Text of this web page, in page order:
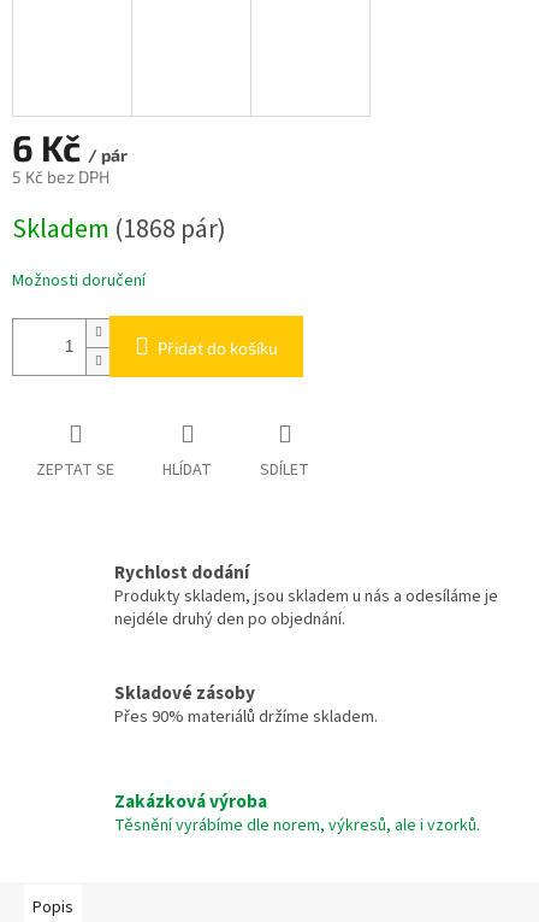
6 Kč / pár
5 Kč bez DPH
cena:
Skladem (1868 pár)
Možnosti doručení
Přidat do košíku
ZEPTAT SE HLÍDAT SDÍLET
Rychlost dodání
Produkty skladem, jsou skladem u nás a odesíláme je
nejdéle druhý den po objednání.
Skladové zásoby
Přes 90% materiálů držíme skladem.
Zakázková výroba
Těsnění vyrábíme dle norem, výkresů, ale i vzorků.
Popis